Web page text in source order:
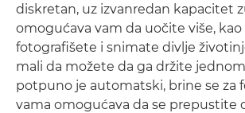
diskretan, uz izvanredan kapacitet
omogućava vam da uočite više, kao
fotografišete i snimate divlje
mali da možete da ga držite
potpuno je automatski, brine se za
vama omogućava da se prepustite